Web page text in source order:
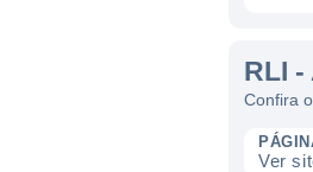
RLI -
Confira
Ver